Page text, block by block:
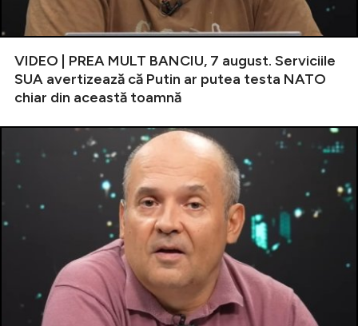
VIDEO | PREA MULT BANCIU, 7 august. Serviciile
SUA avertizează că Putin ar putea testa NATO
chiar din această toamnă